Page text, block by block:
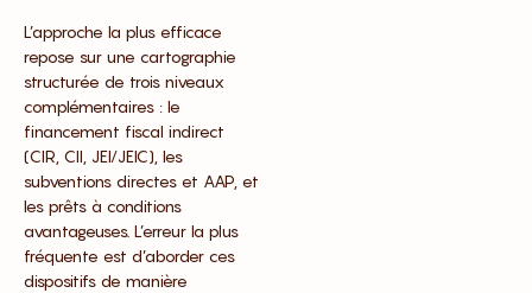
L’approche la plus efficace
repose sur une cartographie
structurée de trois niveaux
complémentaires : le
financement fiscal indirect
(CIR, CII, JEI/JEIC), les
subventions directes et AAP, et
les prêts à conditions
avantageuses. L’erreur la plus
fréquente est d’aborder ces
dispositifs de manière